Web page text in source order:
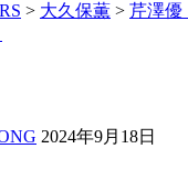
> 大久保薫 > 芹澤優
2024年9月18日